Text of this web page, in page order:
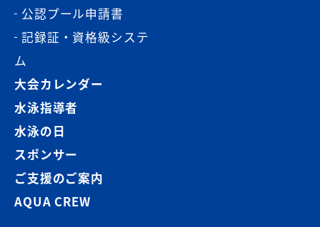
公認プール申請書
記録証・資格級システ
ム
大会カレンダー
水泳指導者
水泳の日
スポンサー
ご支援のご案内
AQUA CREW